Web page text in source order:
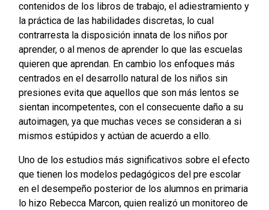
contenidos de los libros de trabajo, el adiestramiento y
la práctica de las habilidades discretas, lo cual
contrarresta la disposición innata de los niños por
aprender, o al menos de aprender lo que las escuelas
quieren que aprendan. En cambio los enfoques más
centrados en el desarrollo natural de los niños sin
presiones evita que aquellos que son más lentos se
sientan incompetentes, con el consecuente daño a su
autoimagen, ya que muchas veces se consideran a si
mismos estúpidos y actúan de acuerdo a ello.
Uno de los estudios más significativos sobre el efecto
que tienen los modelos pedagógicos del pre escolar
en el desempeño posterior de los alumnos en primaria
lo hizo Rebecca Marcon, quien realizó un monitoreo de